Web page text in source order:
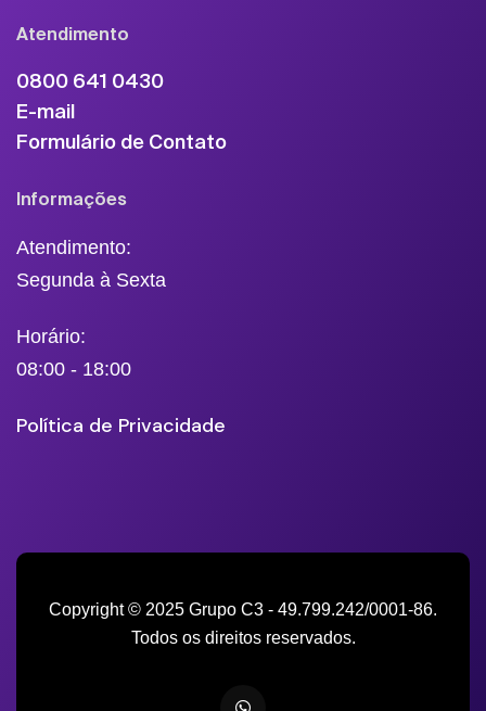
Atendimento
0800 641 0430
E-mail
Formulário de Contato
Informações
Atendimento:
Segunda à Sexta
Horário:
08:00 - 18:00
Política de Privacidade
Copyright © 2025 Grupo C3 - 49.799.242/0001-86.
Todos os direitos reservados.